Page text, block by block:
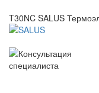
T30NC SALUS